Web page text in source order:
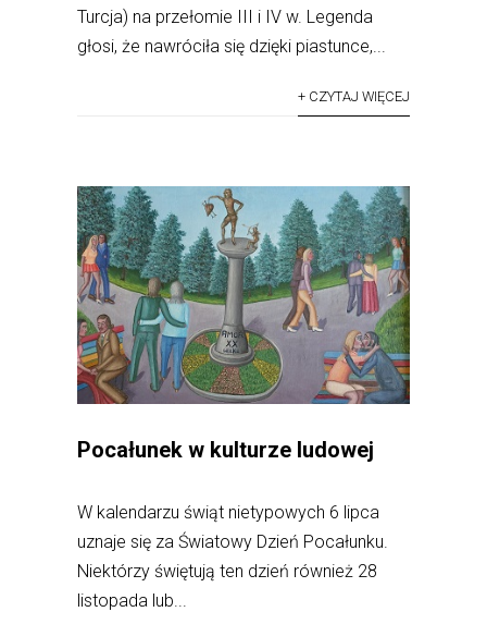
Turcja) na przełomie III i IV w. Legenda
głosi, że nawróciła się dzięki piastunce,...
+ CZYTAJ WIĘCEJ
Pocałunek w kulturze ludowej
W kalendarzu świąt nietypowych 6 lipca
uznaje się za Światowy Dzień Pocałunku.
Niektórzy świętują ten dzień również 28
listopada lub...